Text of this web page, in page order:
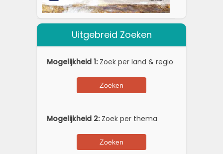
Uitgebreid Zoeken
Mogelijkheid 1:Zoek per land & regio
Mogelijkheid 2:Zoek per thema